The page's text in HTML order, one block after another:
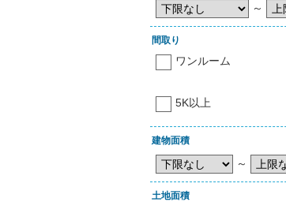
～
間取り
ワンルーム
5K以上
建物面積
～
土地面積